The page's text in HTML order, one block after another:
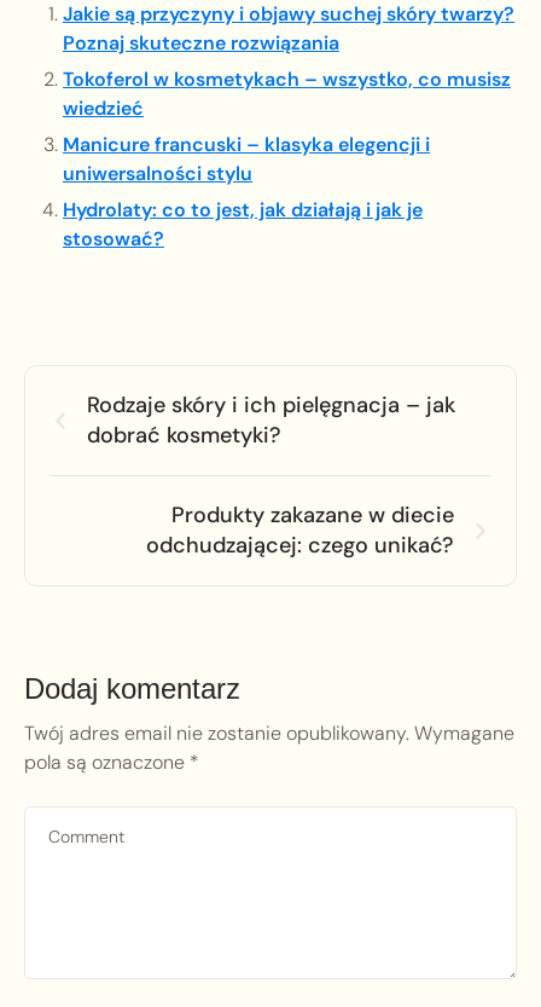
Jakie są przyczyny i objawy suchej skóry twarzy?
Poznaj skuteczne rozwiązania
Tokoferol w kosmetykach – wszystko, co musisz
wiedzieć
Manicure francuski – klasyka elegencji i
uniwersalności stylu
Hydrolaty: co to jest, jak działają i jak je
stosować?
Rodzaje skóry i ich pielęgnacja – jak
dobrać kosmetyki?
Produkty zakazane w diecie
odchudzającej: czego unikać?
Dodaj komentarz
Twój adres email nie zostanie opublikowany.Wymagane
pola są oznaczone *